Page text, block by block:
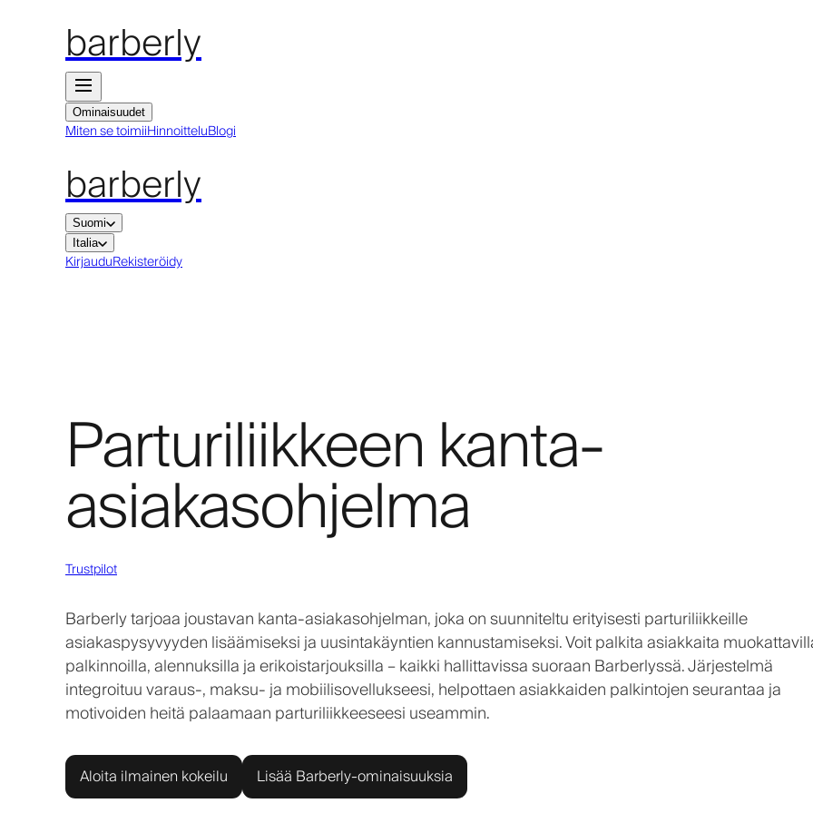
barberly
Ominaisuudet
Miten se toimiiHinnoitteluBlogi
barberly
Suomi
Italia
KirjauduRekisteröidy
Parturiliikkeen kanta-
asiakasohjelma
Trustpilot
Barberly tarjoaa joustavan kanta-asiakasohjelman, joka on suunniteltu erityisesti parturiliikkeille
asiakaspysyvyyden lisäämiseksi ja uusintakäyntien kannustamiseksi. Voit palkita asiakkaita
palkinnoilla, alennuksilla ja erikoistarjouksilla – kaikki hallittavissa suoraan Barberlyssä. Järjestelmä
integroituu varaus-, maksu- ja mobiilisovellukseesi, helpottaen asiakkaiden palkintojen seurantaa ja
motivoiden heitä palaamaan parturiliikkeeseesi useammin.
Aloita ilmainen kokeilu Lisää Barberly-ominaisuuksia